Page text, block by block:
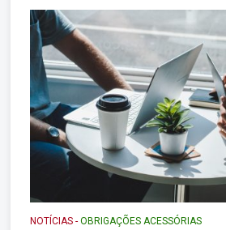
no exercício da atribuição prevista
do Regimento Interno da […]
NOTÍCIAS -OBRIGAÇÕES ACESSÓRIAS